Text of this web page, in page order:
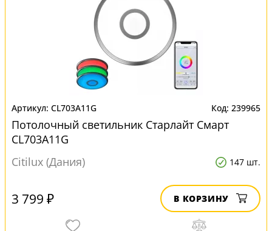
CL703A11G 239965
Потолочный светильник Старлайт Смарт
CL703A11G
Citilux (Дания)
147 шт.
3 799 ₽ В КОРЗИНУ